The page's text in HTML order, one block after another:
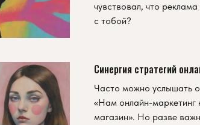
чувствовал, что
с тобой?
Синергия стратегий
Часто можно услышать
«Нам онлайн-маркетинг
магазин». Но разве